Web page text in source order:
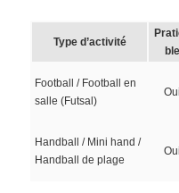
Type d’activité
ble
Football / Football en
salle (Futsal)
Oui
Handball / Mini hand /
Handball de plage
Oui